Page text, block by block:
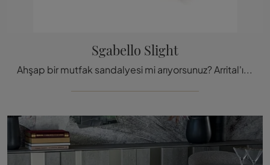
Sgabello Slight
Ahşap bir mutfak sandalyesi mi arıyorsunuz? Arrital'ın Slight taburesi modeli ile alanlarınızı mükemmel şekilde tamamlayın. Keşfetmek için tıklayın.